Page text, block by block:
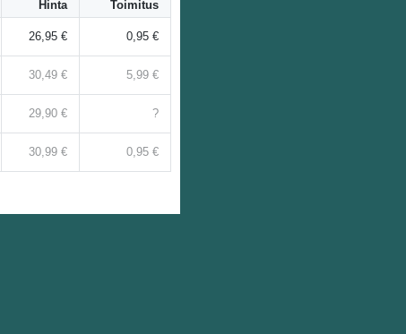
Hinta Toimitus
26,95 € 0,95 €
30,49 € 5,99 €
29,90 € ?
30,99 € 0,95 €